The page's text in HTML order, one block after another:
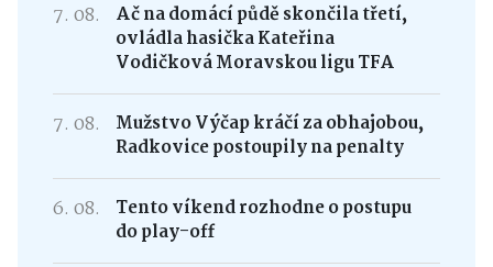
7. 08.
Ač na domácí půdě skončila třetí,
ovládla hasička Kateřina
Vodičková Moravskou ligu TFA
7. 08.
Mužstvo Výčap kráčí za obhajobou,
Radkovice postoupily na penalty
6. 08.
Tento víkend rozhodne o postupu
do play-off